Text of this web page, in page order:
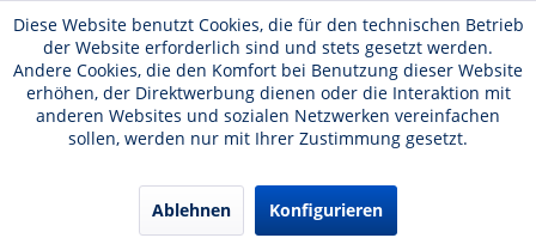
Diese Website benutzt Cookies, die für den technischen Betrieb
der Website erforderlich sind und stets gesetzt werden.
Andere Cookies, die den Komfort bei Benutzung dieser Website
erhöhen, der Direktwerbung dienen oder die Interaktion mit
anderen Websites und sozialen Netzwerken vereinfachen
sollen, werden nur mit Ihrer Zustimmung gesetzt.
Ablehnen Konfigurieren